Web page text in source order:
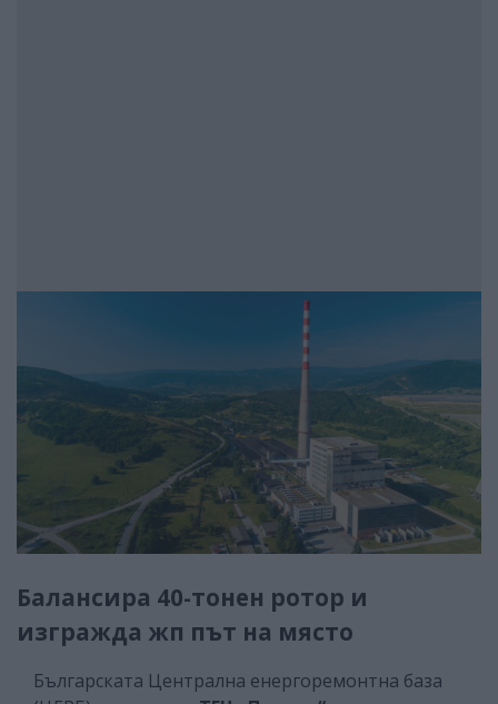
Балансира 40-тонен ротор и
изгражда жп път на място
Българската Централна енергоремонтна база